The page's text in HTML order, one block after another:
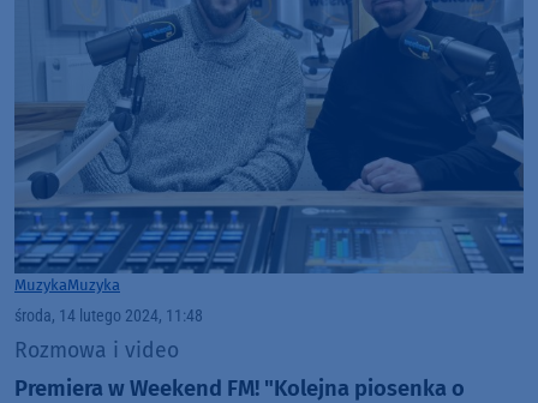
MuzykaMuzyka
środa, 14 lutego 2024, 11:48
Rozmowa i video
Premiera w Weekend FM! "Kolejna piosenka o